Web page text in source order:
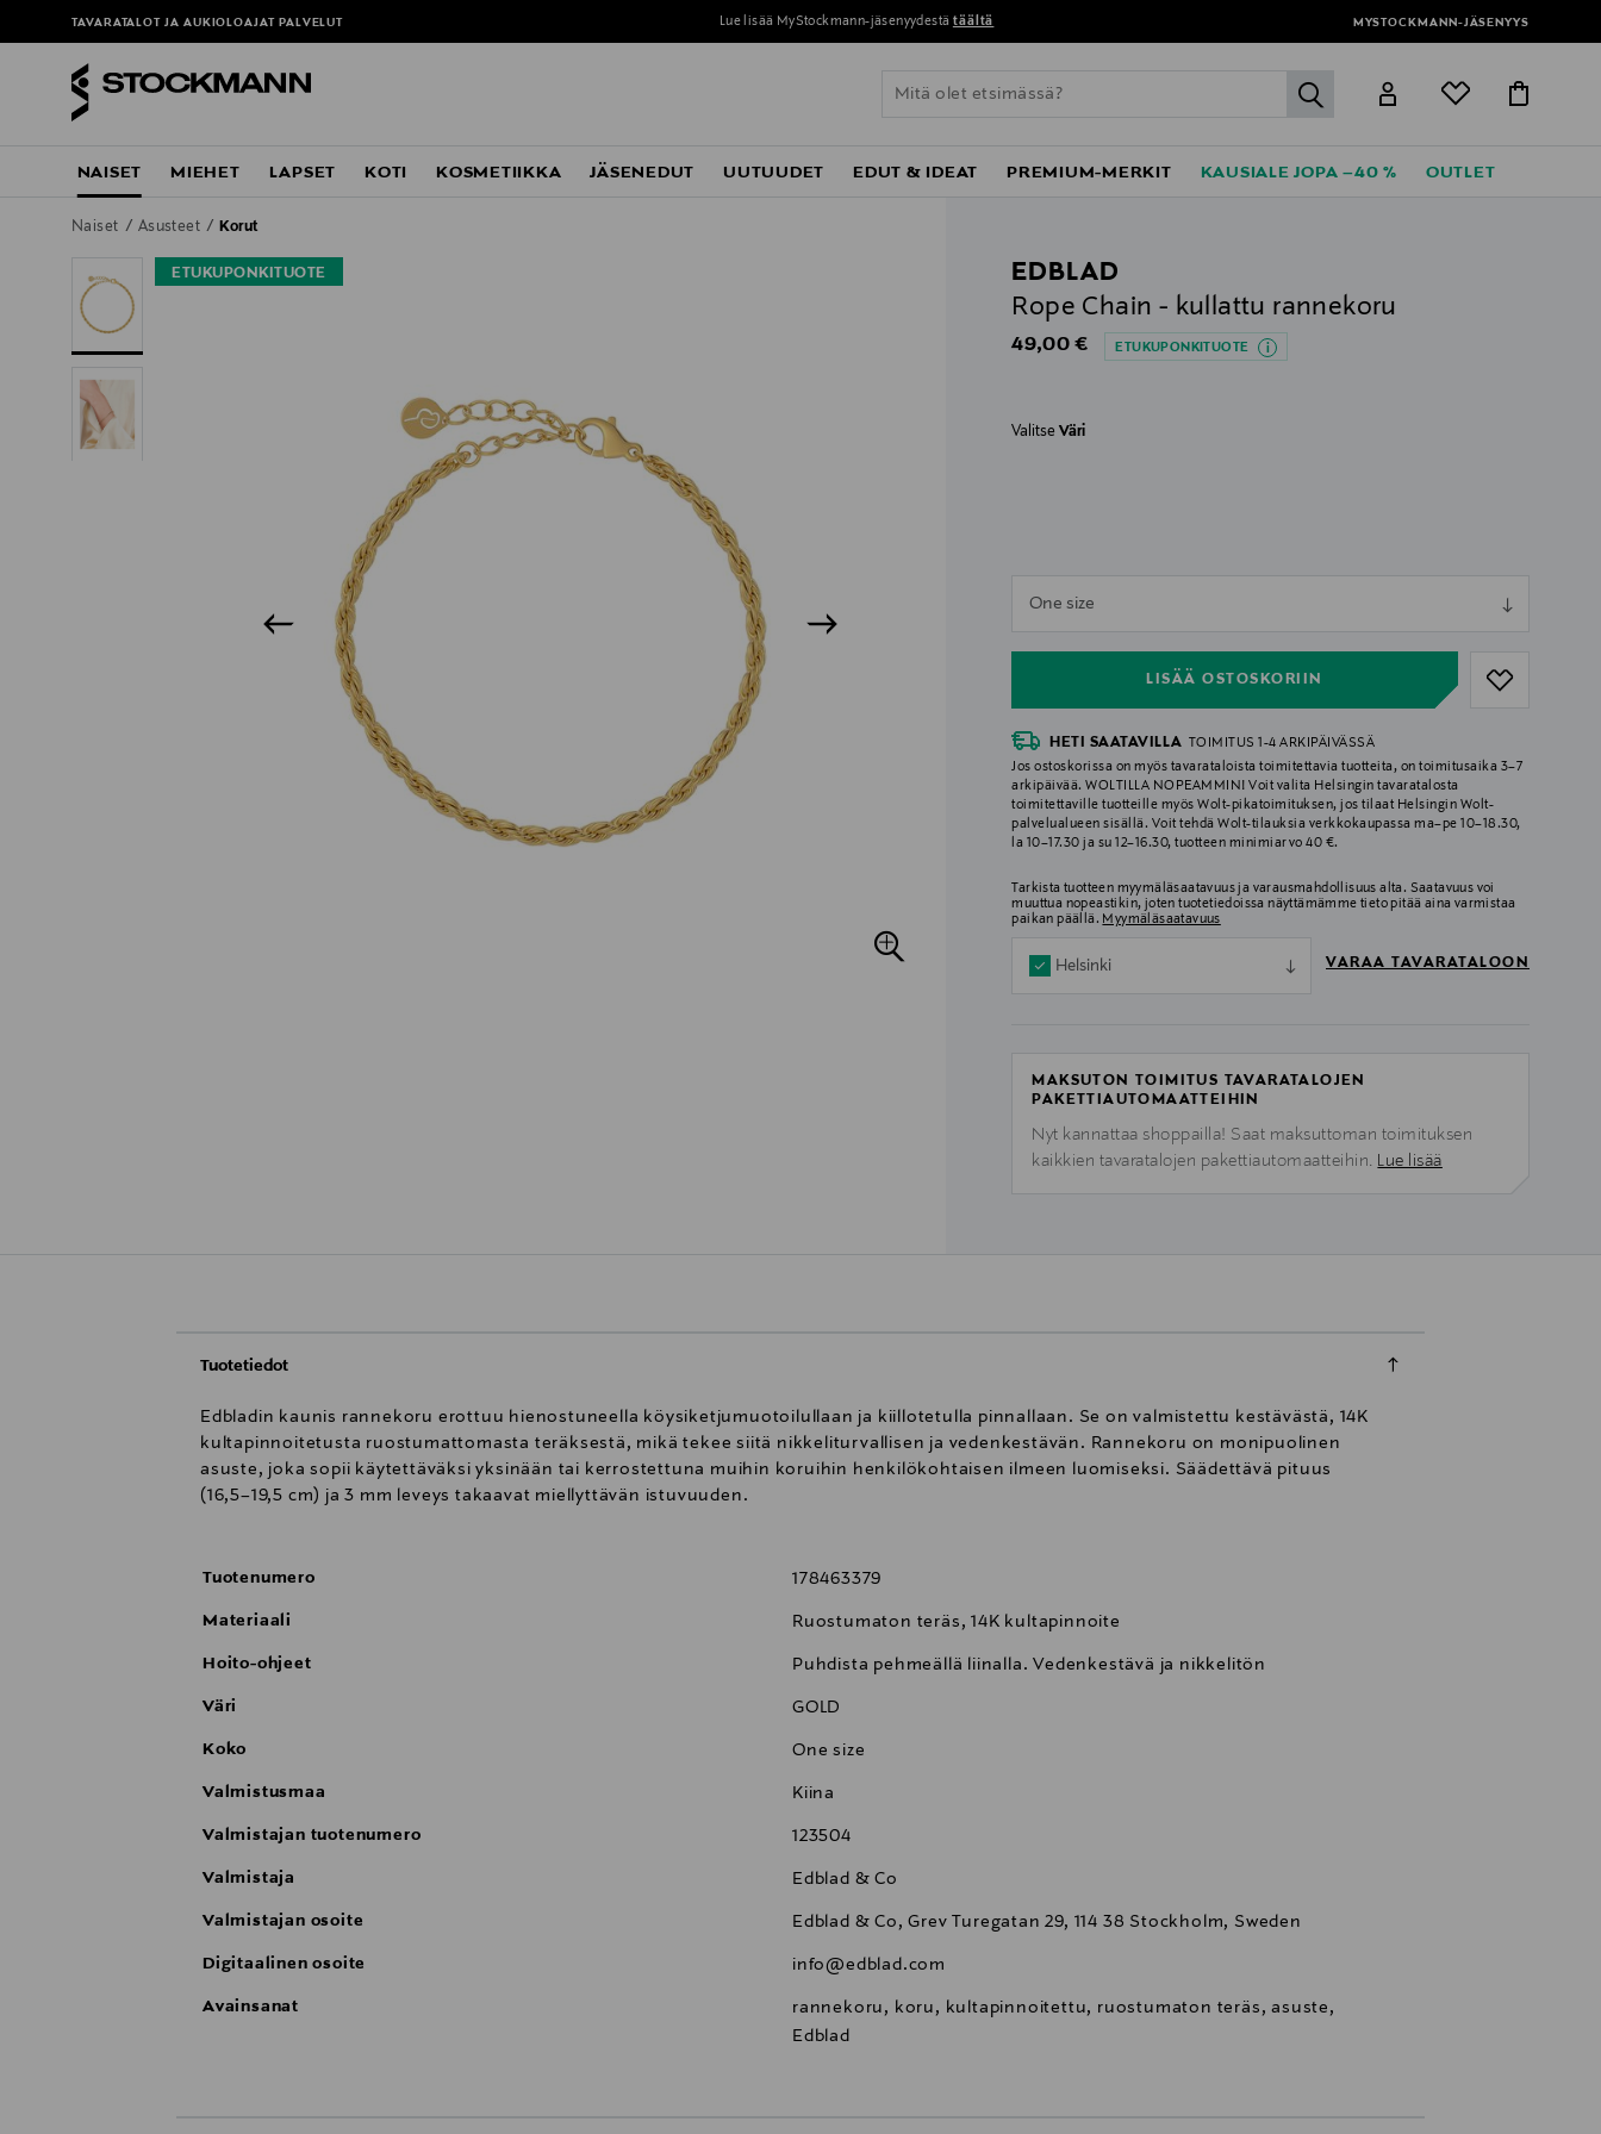
TAVARATALOT JA AUKIOLOAJAT PALVELUT Lue lisää MyStockmann-jäsenyydestä täältä MYSTOCKMANN-JÄSENYYS
label.header.go
NAISET MIEHET LAPSET KOTI KOSMETIIKKA JÄSENEDUT UUTUUDET EDUT & IDEAT PREMIUM-MERKIT KAUSIALE JOPA –40 % OUTLET
Naiset Asusteet Korut
ETUKUPONKITUOTE
EDBLAD
Rope Chain - kullattu rannekoru
Original Price
49,00 € ETUKUPONKITUOTE
ValitseVäri
One size
LISÄÄ OSTOSKORIIN
null
HETI SAATAVILLA
TOIMITUS 1-4 ARKIPÄIVÄSSÄ
Jos ostoskorissa on myös tavarataloista toimitettavia tuotteita, on toimitusaika 3–7
arkipäivää. WOLTILLA NOPEAMMIN! Voit valita Helsingin tavaratalosta
toimitettaville tuotteille myös Wolt-pikatoimituksen, jos tilaat Helsingin Wolt-
palvelualueen sisällä. Voit tehdä Wolt-tilauksia verkkokaupassa ma–pe 10–18.30,
la 10–17.30 ja su 12–16.30, tuotteen minimiarvo 40 €.
Tarkista tuotteen myymäläsaatavuus ja varausmahdollisuus alta. Saatavuus voi
muuttua nopeastikin, joten tuotetiedoissa näyttämämme tieto pitää aina varmistaa
paikan päällä. Myymäläsaatavuus
Helsinki VARAA TAVARATALOON
MAKSUTON TOIMITUS TAVARATALOJEN
PAKETTIAUTOMAATTEIHIN
Nyt kannattaa shoppailla! Saat maksuttoman toimituksen
kaikkien tavaratalojen pakettiautomaatteihin. Lue lisää
Tuotetiedot
Edbladin kaunis rannekoru erottuu hienostuneella köysiketjumuotoilullaan ja kiillotetulla pinnallaan. Se on valmistettu kestävästä, 14K
kultapinnoitetusta ruostumattomasta teräksestä, mikä tekee siitä nikkeliturvallisen ja vedenkestävän. Rannekoru on monipuolinen
asuste, joka sopii käytettäväksi yksinään tai kerrostettuna muihin koruihin henkilökohtaisen ilmeen luomiseksi. Säädettävä pituus
(16,5–19,5 cm) ja 3 mm leveys takaavat miellyttävän istuvuuden.
Tuotenumero 178463379
Materiaali Ruostumaton teräs, 14K kultapinnoite
Hoito-ohjeet Puhdista pehmeällä liinalla. Vedenkestävä ja nikkelitön
Väri GOLD
Koko One size
Valmistusmaa Kiina
Valmistajan tuotenumero 123504
Valmistaja Edblad & Co
Valmistajan osoite Edblad & Co, Grev Turegatan 29, 114 38 Stockholm, Sweden
Digitaalinen osoite info@edblad.com
Avainsanat
rannekoru, koru, kultapinnoitettu, ruostumaton teräs, asuste,
Edblad